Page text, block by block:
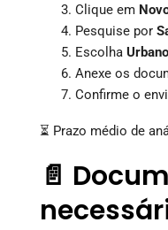
Clique em
Pesquise por
Escolha Urbano
Anexe os
Confirme o
⏳ Prazo médio de
📄